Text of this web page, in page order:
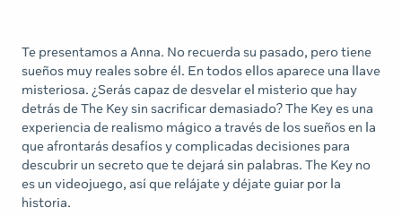
Te presentamos a Anna. No recuerda su pasado, pero tiene
sueños muy reales sobre él. En todos ellos aparece una llave
misteriosa. ¿Serás capaz de desvelar el misterio que hay
detrás de The Key sin sacrificar demasiado? The Key es una
experiencia de realismo mágico a través de los sueños en la
que afrontarás desafíos y complicadas decisiones para
descubrir un secreto que te dejará sin palabras. The Key no
es un videojuego, así que relájate y déjate guiar por la
historia.